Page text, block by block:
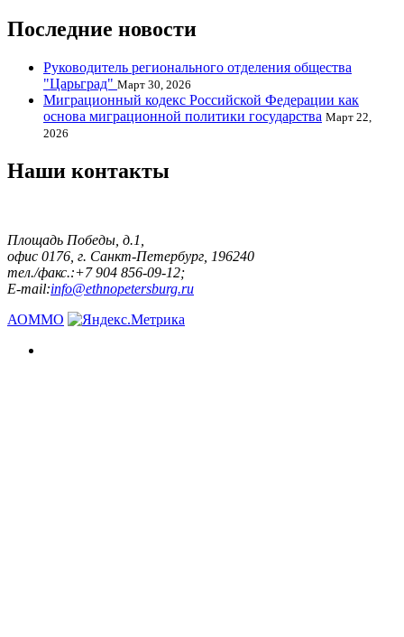
Последние новости
Руководитель регионального отделения общества
"Царьград" Март 30, 2026
Миграционный кодекс Российской Федерации как
основа миграционной политики государства Март 22,
2026
Наши контакты
Площадь Победы, д.1,
офис 0176, г. Санкт-Петербург, 196240
тел./факс.:+7 904 856-09-12;
E-mail:info@ethnopetersburg.ru
АОММО